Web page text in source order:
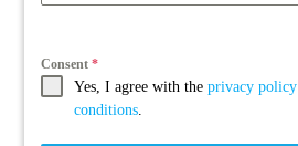
Consent*
Yes, I agree with theprivacy policy
conditions.